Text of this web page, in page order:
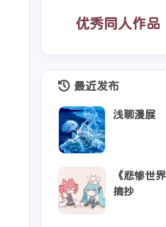
优秀同人作品
最近发布
浅聊漫展
《悲惨世
摘抄